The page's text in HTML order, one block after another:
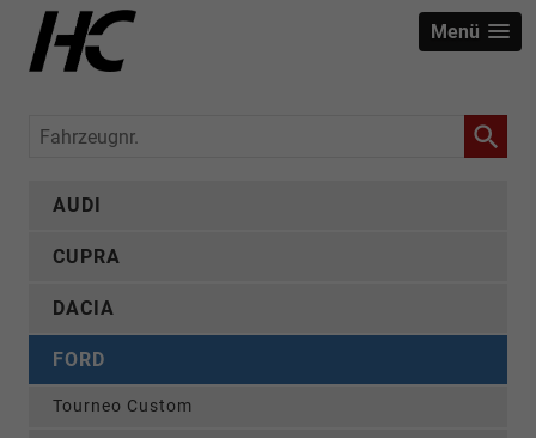
Menü
Fahrzeugnr.
AUDI
CUPRA
DACIA
FORD
Tourneo Custom